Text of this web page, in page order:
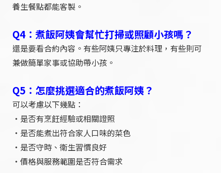
養生餐點都能客製。
Q4：煮飯阿姨會幫忙打掃或照顧小孩嗎？
還是要看合約內容。有些阿姨只專注於料理，有些則可
兼做簡單家事或協助帶小孩。
Q5：怎麼挑選適合的煮飯阿姨？
可以考慮以下幾點：
・是否有烹飪經驗或相關證照
・是否能煮出符合家人口味的菜色
・是否守時、衛生習慣良好
・價格與服務範圍是否符合需求